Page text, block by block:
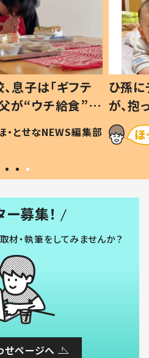
息子は「ギフテ
が“ウチ給食”を
とは #令和の親
・とせなNEWS編集部
ひ孫
が、
「涙が
い」
ー募集！
材・執筆をしてみませんか？
せページへ